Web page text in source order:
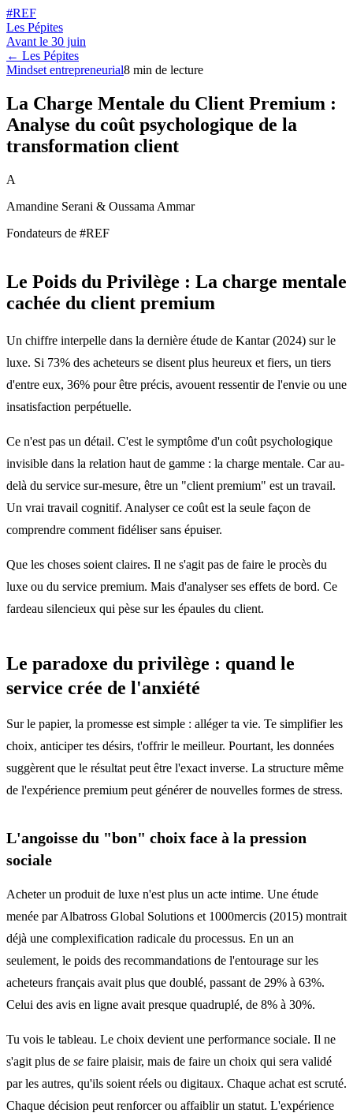
#REF
Les Pépites
Avant le 30 juin
← Les Pépites
Mindset entrepreneurial8 min de lecture
La Charge Mentale du Client Premium :
Analyse du coût psychologique de la
transformation client
A
Amandine Serani & Oussama Ammar
Fondateurs de #REF
Le Poids du Privilège : La charge mentale
cachée du client premium
Un chiffre interpelle dans la dernière étude de Kantar (2024) sur le
luxe. Si 73% des acheteurs se disent plus heureux et fiers, un tiers
d'entre eux, 36% pour être précis, avouent ressentir de l'envie ou une
insatisfaction perpétuelle.
Ce n'est pas un détail. C'est le symptôme d'un coût psychologique
invisible dans la relation haut de gamme : la charge mentale. Car au-
delà du service sur-mesure, être un "client premium" est un travail.
Un vrai travail cognitif. Analyser ce coût est la seule façon de
comprendre comment fidéliser sans épuiser.
Que les choses soient claires. Il ne s'agit pas de faire le procès du
luxe ou du service premium. Mais d'analyser ses effets de bord. Ce
fardeau silencieux qui pèse sur les épaules du client.
Le paradoxe du privilège : quand le
service crée de l'anxiété
Sur le papier, la promesse est simple : alléger ta vie. Te simplifier les
choix, anticiper tes désirs, t'offrir le meilleur. Pourtant, les données
suggèrent que le résultat peut être l'exact inverse. La structure même
de l'expérience premium peut générer de nouvelles formes de stress.
L'angoisse du "bon" choix face à la pression
sociale
Acheter un produit de luxe n'est plus un acte intime. Une étude
menée par Albatross Global Solutions et 1000mercis (2015) montrait
déjà une complexification radicale du processus. En un an
seulement, le poids des recommandations de l'entourage sur les
acheteurs français avait plus que doublé, passant de 29% à 63%.
Celui des avis en ligne avait presque quadruplé, de 8% à 30%.
Tu vois le tableau. Le choix devient une performance sociale. Il ne
s'agit plus de se faire plaisir, mais de faire un choix qui sera validé
par les autres, qu'ils soient réels ou digitaux. Chaque achat est scruté.
Chaque décision peut renforcer ou affaiblir un statut. L'expérience